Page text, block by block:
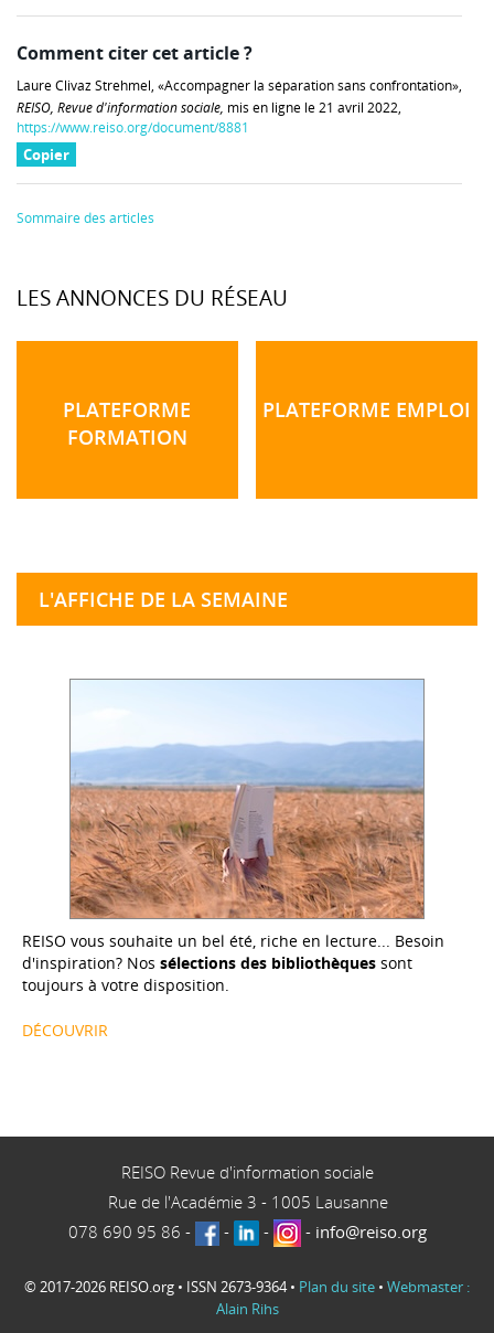
Comment citer cet article ?
Laure Clivaz Strehmel, «Accompagner la séparation sans confrontation»,
REISO, Revue d'information sociale, mis en ligne le 21 avril 2022,
https://www.reiso.org/document/8881
Copier
Sommaire des articles
LES ANNONCES DU RÉSEAU
PLATEFORME
FORMATION
PLATEFORME EMPLOI
L'AFFICHE DE LA SEMAINE
REISO vous souhaite un bel été, riche en lecture... Besoin
d'inspiration? Nos sélections des bibliothèques sont
toujours à votre disposition.
DÉCOUVRIR
REISO Revue d'information sociale
Rue de l'Académie 3 - 1005 Lausanne
078 690 95 86 - - - - info@reiso.org
© 2017-2026 REISO.org • ISSN 2673-9364 • Plan du site • Webmaster :
Alain Rihs